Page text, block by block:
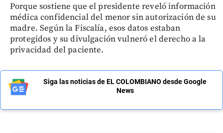
Porque sostiene que el presidente reveló información
médica confidencial del menor sin autorización de su
madre. Según la Fiscalía, esos datos estaban
protegidos y su divulgación vulneró el derecho a la
privacidad del paciente.
Siga las noticias de EL COLOMBIANO desde Google
News